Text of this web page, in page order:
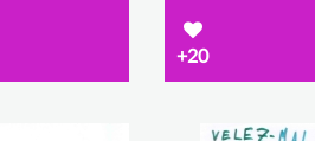
+20